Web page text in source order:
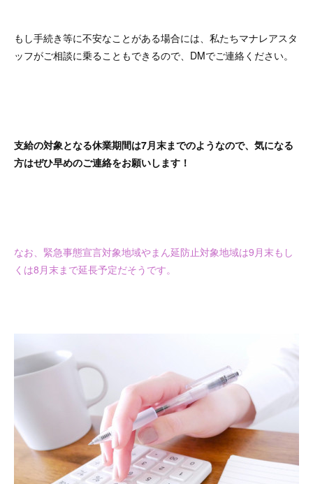
もし手続き等に不安なことがある場合には、私たちマナレアスタ
ッフがご相談に乗ることもできるので、DMでご連絡ください。
支給の対象となる休業期間は7月末までのようなので、気になる
方はぜひ早めのご連絡をお願いします！
なお、緊急事態宣言対象地域やまん延防止対象地域は9月末もし
くは8月末まで延長予定だそうです。